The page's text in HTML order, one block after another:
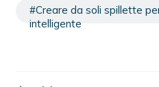
#Creare da soli spillette
intelligente